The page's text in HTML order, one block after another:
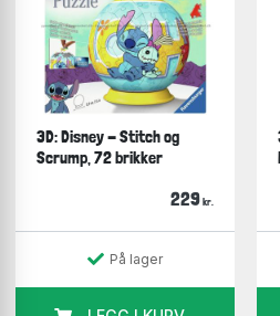
3D: Disney - Stitch og
Scrump, 72 brikker
229 kr.
På lager